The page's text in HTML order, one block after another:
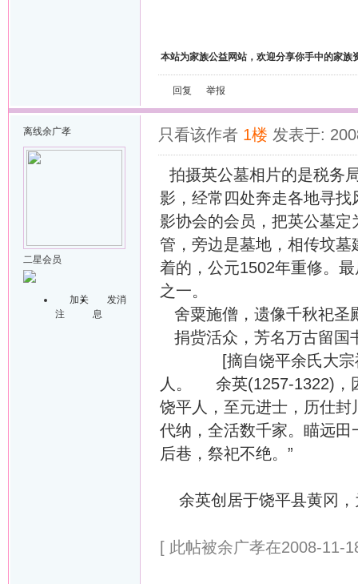
本站为家族公益网站，欢迎分享你手中的家
回复 举报
离线余广孝
二星会员
加关
注
发消
息
只看该作者 1楼 发表于:
拍摄英公墓相片的是税务
影，经常四处奔走各地寻
影协会的会员，把英公墓
管，旁边是墓地，相传坟
着的，公元1502年重修。
之一。
舍粟施僧，遗像千秋祀圣
捐赀活众，芳名万古留国
[摘自饶平余氏大宗祠,
人。 余英(1257-1322)，
饶平人，至元进士，历仕
代纳，全活数千家。瞄远
后巷，祭祀不绝。”
余英创居于饶平县黄
[ 此帖被余广孝在2008-11-